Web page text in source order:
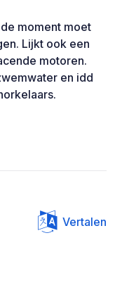
moment moet
Lijkt ook een
motoren.
en idd
Vertalen